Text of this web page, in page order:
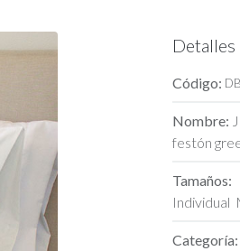
Código:
Nombre:
festón
Tamaños:
Individual
Categoría: